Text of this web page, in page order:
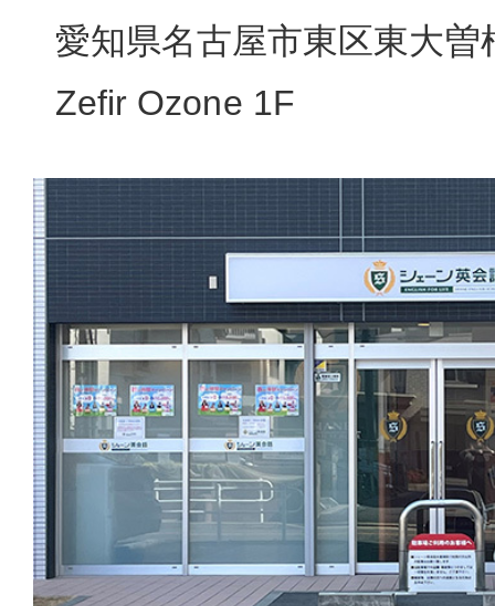
愛知県名古屋市東区東大曽
Zefir Ozone 1F